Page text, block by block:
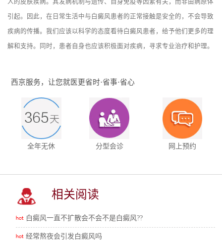
人的皮肤疾病。其发病机制与遗传、自身免疫等因素有关，而非由病原体
引起。因此，在日常生活中与白癜风患者的正常接触是安全的，不会导致
疾病的传播。我们应该以科学的态度看待白癜风患者，给予他们更多的理
解和支持。同时，患者自身也应该积极面对疾病，寻求专业治疗和护理。
西京服务，让您就医更省时·省事·省心
全年无休 分型会诊 网上预约
相关阅读
白癜风一直不扩散会不会不是白癜风??
经常熬夜会引发白癜风吗